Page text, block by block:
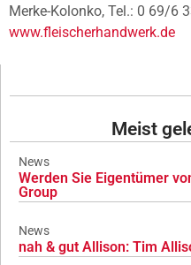
Merke-Kolonko, Tel.: 0 69/6
www.fleischerhandwerk.de
Meist
News
Werden Sie Eigentümer
Group
News
nah & gut Allison: Tim